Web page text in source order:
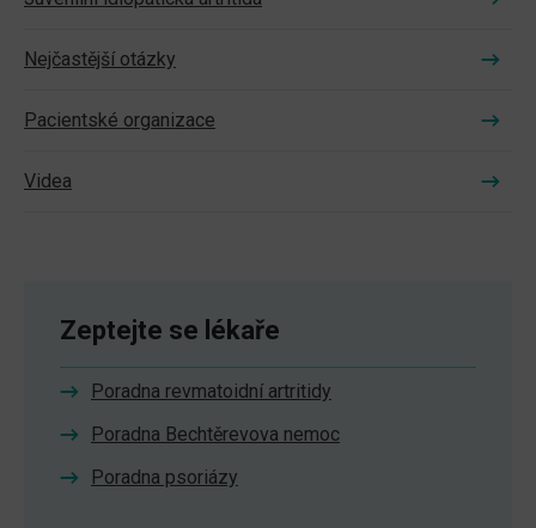
Nejčastější otázky
Pacientské organizace
Videa
Zeptejte se lékaře
Poradna revmatoidní artritidy
Poradna Bechtěrevova nemoc
Poradna psoriázy